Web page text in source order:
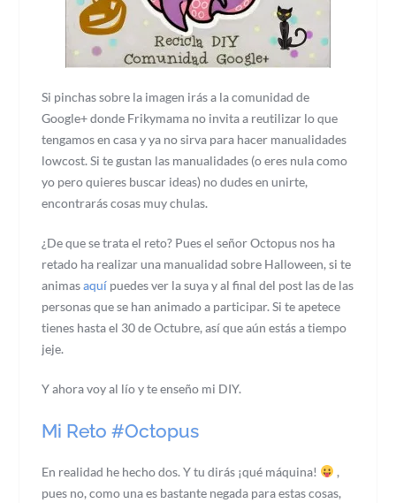
Si pinchas sobre la imagen irás a la comunidad de
Google+ donde Frikymama no invita a reutilizar lo que
tengamos en casa y ya no sirva para hacer manualidades
lowcost. Si te gustan las manualidades (o eres nula como
yo pero quieres buscar ideas) no dudes en unirte,
encontrarás cosas muy chulas.
¿De que se trata el reto? Pues el señor Octopus nos ha
retado ha realizar una manualidad sobre Halloween, si te
animasaquí puedes ver la suya y al final del post las de las
personas que se han animado a participar. Si te apetece
tienes hasta el 30 de Octubre, así que aún estás a tiempo
jeje.
Y ahora voy al lío y te enseño mi DIY.
Mi Reto #Octopus
En realidad he hecho dos. Y tu dirás ¡qué máquina!
,
pues no, como una es bastante negada para estas cosas,